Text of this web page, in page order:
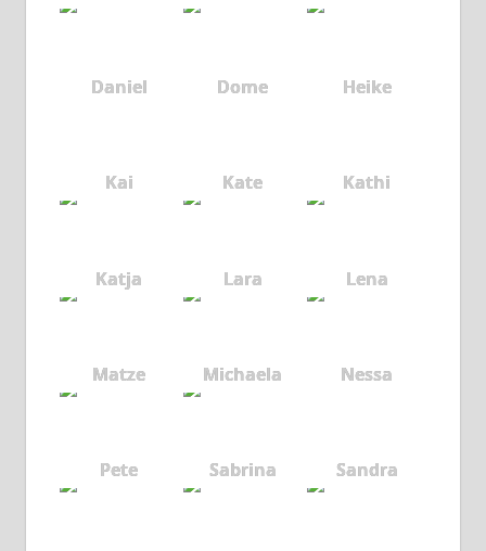
Daniel Dome Heike
Kai Kate Kathi
Katja Lara Lena
Matze Michaela Nessa
Pete Sabrina Sandra